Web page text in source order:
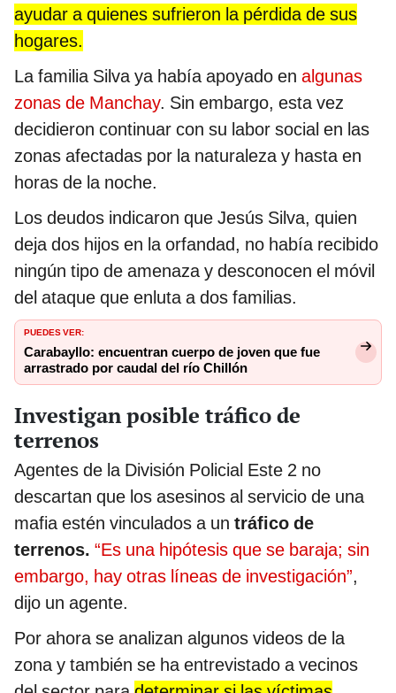
ayudar a quienes sufrieron la pérdida de sus
hogares.
La familia Silva ya había apoyado en algunas
zonas de Manchay. Sin embargo, esta vez
decidieron continuar con su labor social en las
zonas afectadas por la naturaleza y hasta en
horas de la noche.
Los deudos indicaron que Jesús Silva, quien
deja dos hijos en la orfandad, no había recibido
ningún tipo de amenaza y desconocen el móvil
del ataque que enluta a dos familias.
PUEDES VER:
Carabayllo: encuentran cuerpo de joven que fue
arrastrado por caudal del río Chillón
Investigan posible tráfico de
terrenos
Agentes de la División Policial Este 2 no
descartan que los asesinos al servicio de una
mafia estén vinculados a un tráfico de
terrenos. “Es una hipótesis que se baraja; sin
embargo, hay otras líneas de investigación”,
dijo un agente.
Por ahora se analizan algunos videos de la
zona y también se ha entrevistado a vecinos